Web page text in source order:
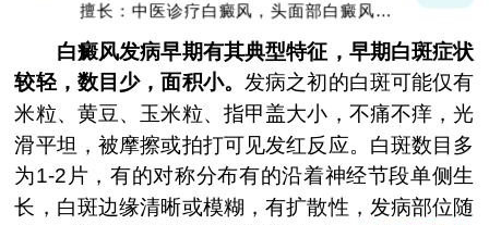
擅长：中医诊疗白癜风，头面部白癜风，青
白癜风发病早期有其典型特征，早期白斑症状
较轻，数目少，面积小。发病之初的白斑可能仅有
米粒、黄豆、玉米粒、指甲盖大小，不痛不痒，光
滑平坦，被摩擦或拍打可见发红反应。白斑数目多
为1-2片，有的对称分布有的沿着神经节段单侧生
长，白斑边缘清晰或模糊，有扩散性，发病部位随